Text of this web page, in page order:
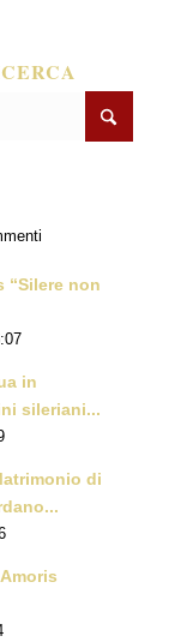
“Silere non
in
sileriani...
di